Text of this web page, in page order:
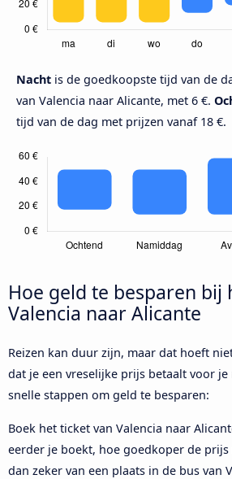
Nacht is de goedkoopste tijd van de
van Valencia naar Alicante, met 6 €.
tijd van de dag met prijzen vanaf 18 €.
Hoe geld te besparen bij
Valencia naar Alicante
Reizen kan duur zijn, maar dat hoeft
dat je een vreselijke prijs betaalt voor je
snelle stappen om geld te besparen:
Boek het ticket van Valencia naar
eerder je boekt, hoe goedkoper de prijs
dan zeker van een plaats in de bus van